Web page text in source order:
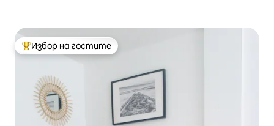
Най-популярен избор на гостите
Избор на гостите